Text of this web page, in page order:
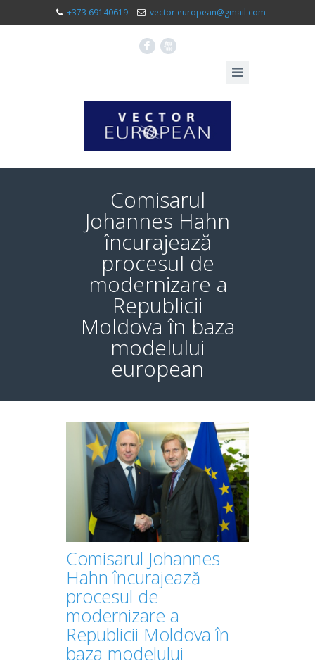
+373 69140619 vector.european@gmail.com
F X
Comisarul
Johannes Hahn
încurajează
procesul de
modernizare a
Republicii
Moldova în baza
modelului
european
Comisarul Johannes
Hahn încurajează
procesul de
modernizare a
Republicii Moldova în
baza modelului